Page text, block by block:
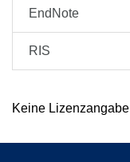
EndNote
RIS
Keine Lizenzangabe